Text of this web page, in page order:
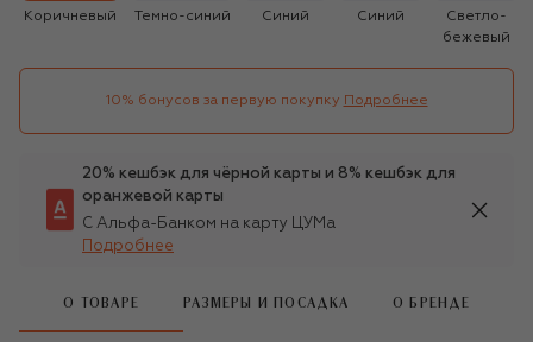
Коричневый Темно-синий Синий Синий
Светло-
бежевый
10% бонусов за первую покупку Подробнее
20% кешбэк для чёрной карты и 8% кешбэк для
оранжевой карты
С Альфа-Банком на карту ЦУМа
Подробнее
О ТОВАРЕ РАЗМЕРЫ И ПОСАДКА О БРЕНДЕ